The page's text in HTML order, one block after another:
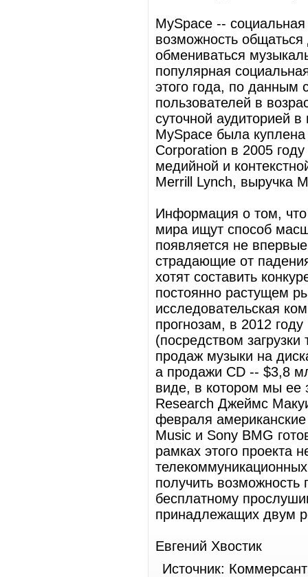
MySpace --
возможность общаться
обмениваться
популярная
этого года, по данным
пользователей в
суточной аудиторией
MySpace была
Corporation в 2005
медийной и
Merrill Lynch, выручка
Информация о том,
мира ищут способ
появляется не
страдающие от
хотят составить
постоянно растущем
исследовательская
прогнозам, в 2012
(посредством
продаж музыки на
а продажи CD -- $3,8
виде, в котором мы ее
Research Джеймс
февраля
Music и Sony BMG
рамках этого проекта
получить возможность
бесплатному
принадлежащих двум
Евгений Хвостик
Источник: